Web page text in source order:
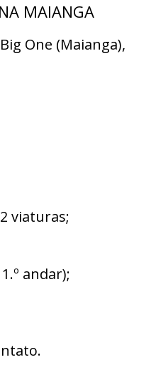
MAIANGA
One (Maianga),
viaturas;
andar);